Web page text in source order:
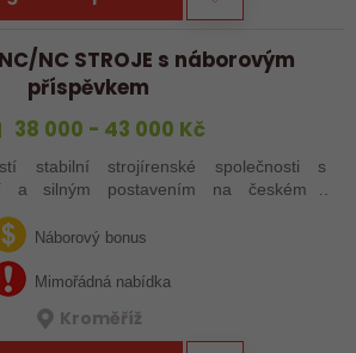
NC STROJE s náborovým
příspěvkem
38 000 - 43 000 Kč
stabilní strojírenské společnosti s
a silným postavením na českém i
více typů…
Náborový bonus
Mimořádná nabídka
Kroměříž